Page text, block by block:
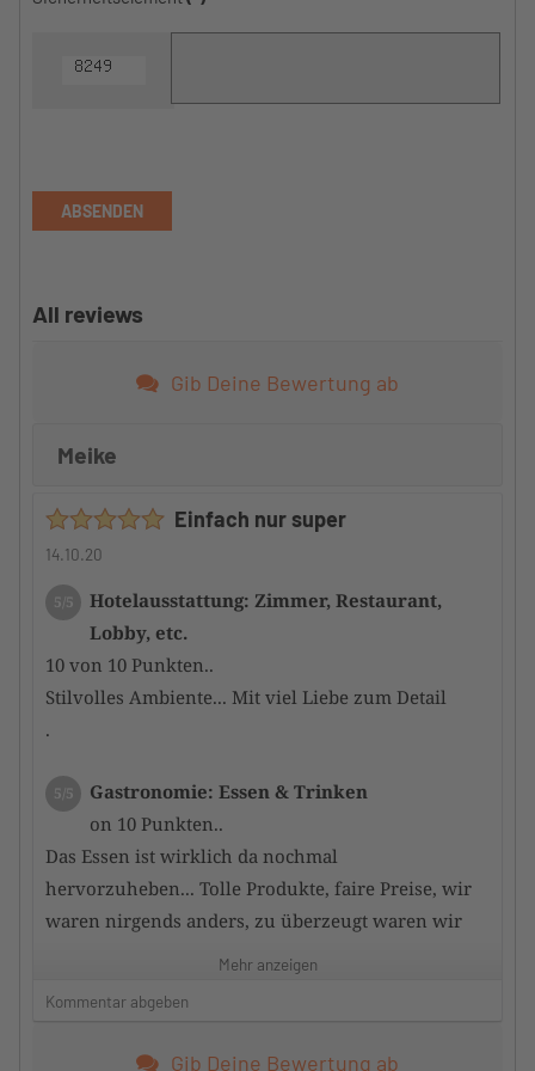
ABSENDEN
All reviews
Gib Deine Bewertung ab
Meike
Einfach nur super
14.10.20
5/5
Hotelausstattung: Zimmer, Restaurant,
Lobby, etc.
10 von 10 Punkten..
Stilvolles Ambiente... Mit viel Liebe zum Detail
.
5/5
Gastronomie: Essen & Trinken
on 10 Punkten..
Das Essen ist wirklich da nochmal
hervorzuheben... Tolle Produkte, faire Preise, wir
waren nirgends anders, zu überzeugt waren wir
Mehr anzeigen
Kommentar abgeben
Gib Deine Bewertung ab